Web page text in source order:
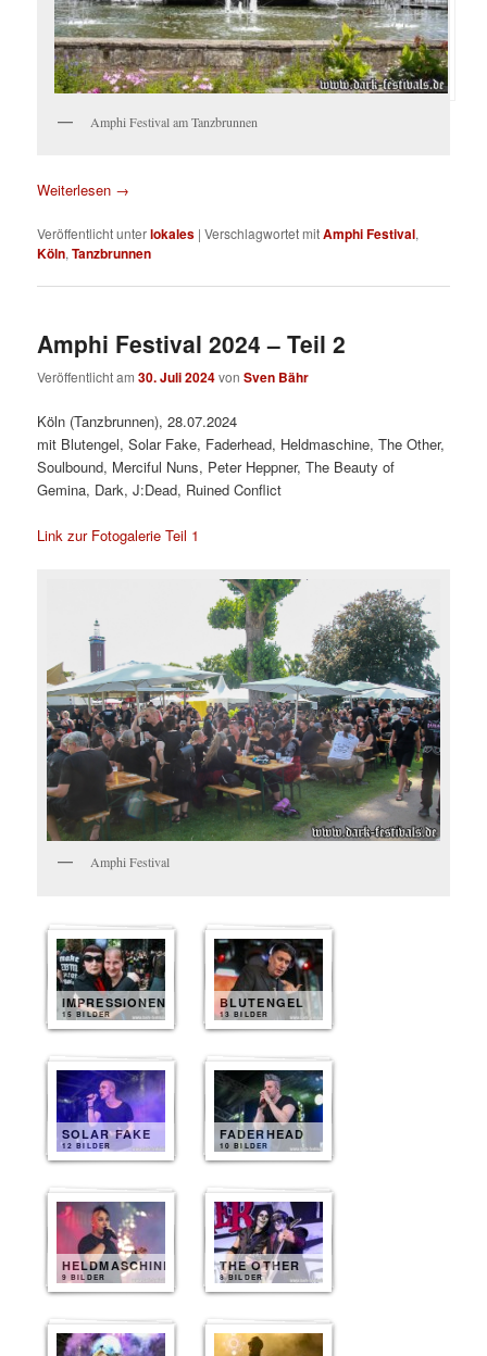
Amphi Festival am Tanzbrunnen
Weiterlesen →
Veröffentlicht unterlokales |Verschlagwortet mitAmphi Festival,
Köln,Tanzbrunnen
Amphi Festival 2024 – Teil 2
Veröffentlicht am30. Juli 2024vonSven Bähr
Köln (Tanzbrunnen), 28.07.2024
mit Blutengel, Solar Fake, Faderhead, Heldmaschine, The Other,
Soulbound, Merciful Nuns, Peter Heppner, The Beauty of
Gemina, Dark, J:Dead, Ruined Conflict
Link zur Fotogalerie Teil 1
Amphi Festival
IMPRESSIONEN
15 BILDER
BLUTENGEL
13 BILDER
SOLAR FAKE
12 BILDER
FADERHEAD
10 BILDER
HELDMASCHINE
9 BILDER
THE OTHER
8 BILDER